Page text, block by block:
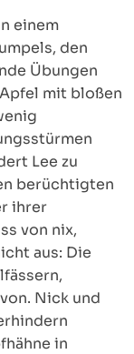
einem
den
Übungen
mit bloßen
Lee zu
berüchtigten
ihrer
von nix,
aus: Die
Nick und
in